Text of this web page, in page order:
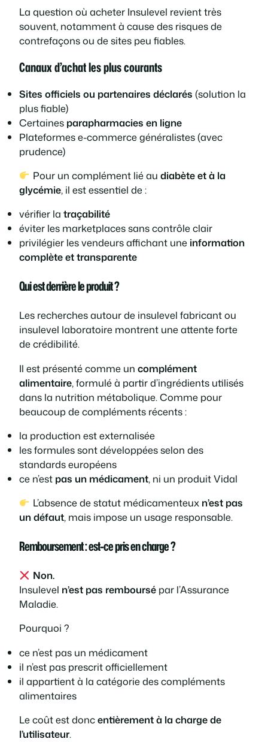
La question où acheter Insulevel revient très
souvent, notamment à cause des risques de
contrefaçons ou de sites peu fiables.
Canaux d’achat les plus courants
Sites officiels ou partenaires déclarés (solution la
plus fiable)
Certaines parapharmacies en ligne
Plateformes e-commerce généralistes (avec
prudence)
Pour un complément lié au diabète et à la
glycémie, il est essentiel de :
vérifier la traçabilité
éviter les marketplaces sans contrôle clair
privilégier les vendeurs affichant une information
complète et transparente
Qui est derrière le produit ?
Les recherches autour de insulevel fabricantou
insulevel laboratoire montrent une attente forte
de crédibilité.
Il est présenté comme un complément
alimentaire, formulé à partir d’ingrédients utilisés
dans la nutrition métabolique. Comme pour
beaucoup de compléments récents :
la production est externalisée
les formules sont développées selon des
standards européens
ce n’est pas un médicament, ni un produit Vidal
L’absence de statut médicamenteux n’est pas
un défaut, mais impose un usage responsable.
Remboursement : est-ce pris en charge ?
Non.
Insulevel n’est pas remboursé par l’Assurance
Maladie.
Pourquoi ?
ce n’est pas un médicament
il n’est pas prescrit officiellement
il appartient à la catégorie des compléments
alimentaires
Le coût est doncentièrement à la charge de
l’utilisateur.